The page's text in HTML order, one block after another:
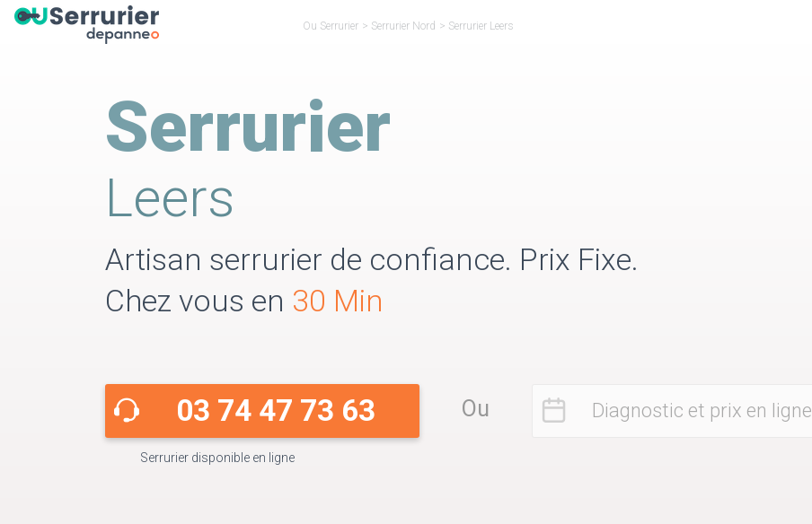
Ou Serrurier > Serrurier Nord > Serrurier Leers
Serrurier
Leers
Artisan serrurier de confiance. Prix Fixe.
Chez vous en 30 Min
03 74 47 73 63
Serrurier disponible en ligne
Ou Diagnostic et prix en ligne